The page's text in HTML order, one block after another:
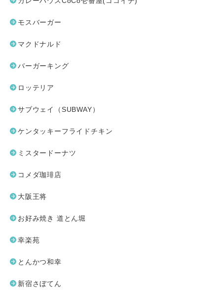
モスバーガー
マクドナルド
バーガーキング
ロッテリア
サブウェイ（SUBWAY）
ケンタッキーフライドチキン
ミスタードーナツ
コメダ珈琲店
大阪王将
お好み焼き 道とん堀
幸楽苑
とんかつ和幸
新宿さぼてん